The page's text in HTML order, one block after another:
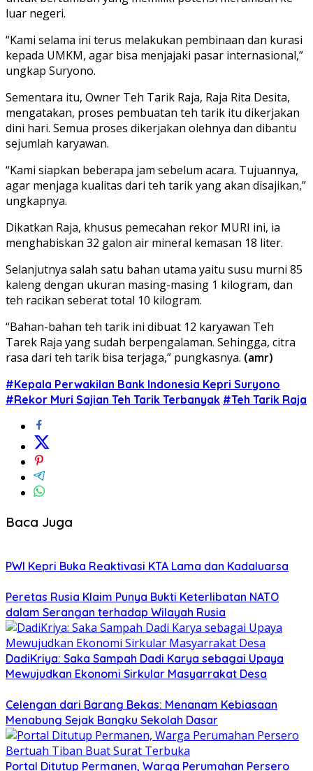
luar negeri.
“Kami selama ini terus melakukan pembinaan dan kurasi
kepada UMKM, agar bisa menjajaki pasar internasional,”
ungkap Suryono.
Sementara itu, Owner Teh Tarik Raja, Raja Rita Desita,
mengatakan, proses pembuatan teh tarik itu dikerjakan
dini hari. Semua proses dikerjakan olehnya dan dibantu
sejumlah karyawan.
“Kami siapkan beberapa jam sebelum acara. Tujuannya,
agar menjaga kualitas dari teh tarik yang akan disajikan,”
ungkapnya.
Dikatkan Raja, khusus pemecahan rekor MURI ini, ia
menghabiskan 32 galon air mineral kemasan 18 liter.
Selanjutnya salah satu bahan utama yaitu susu murni 85
kaleng dengan ukuran masing-masing 1 kilogram, dan
teh racikan seberat total 10 kilogram.
“Bahan-bahan teh tarik ini dibuat 12 karyawan Teh
Tarek Raja yang sudah berpengalaman. Sehingga, citra
rasa dari teh tarik bisa terjaga,” pungkasnya. (amr)
#Kepala Perwakilan Bank Indonesia Kepri Suryono
#Rekor Muri Sajian Teh Tarik Terbanyak #Teh Tarik Raja
Baca Juga
PWI Kepri Buka Reaktivasi KTA Lama dan Kadaluarsa
Peretas Rusia Klaim Punya Bukti Keterlibatan NATO
dalam Serangan terhadap Wilayah Rusia
DadiKriya: Saka Sampah Dadi Karya sebagai Upaya
Mewujudkan Ekonomi Sirkular Masyarrakat Desa
Celengan dari Barang Bekas: Menanam Kebiasaan
Menabung Sejak Bangku Sekolah Dasar
Portal Ditutup Permanen, Warga Perumahan Persero